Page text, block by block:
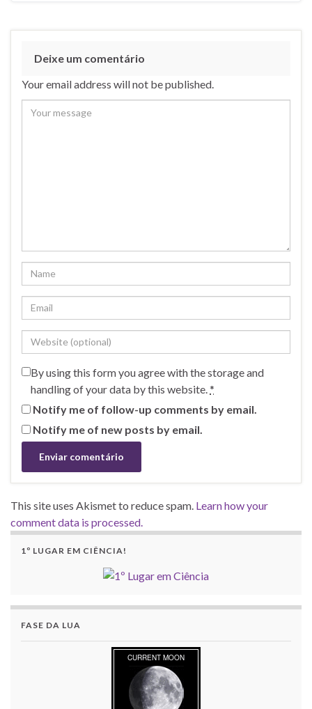
Deixe um comentário
Your email address will not be published.
By using this form you agree with the storage and
handling of your data by this website. *
Notify me of follow-up comments by email.
Notify me of new posts by email.
This site uses Akismet to reduce spam. Learn how your
comment data is processed.
1º LUGAR EM CIÊNCIA!
FASE DA LUA